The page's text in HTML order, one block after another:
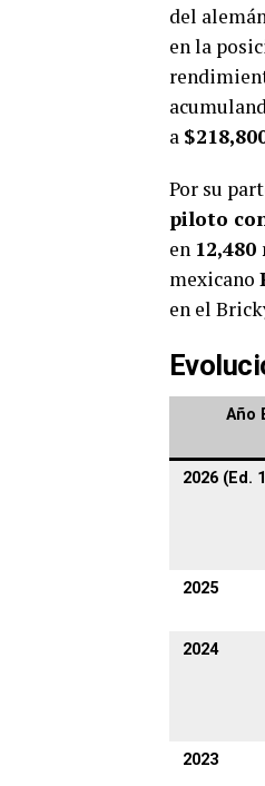
del
en la
a
Por su
piloto
en
mexicano
en el
Año
2026 (Ed.
2025
2024
2023